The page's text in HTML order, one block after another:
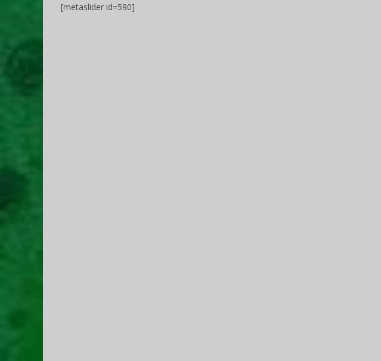
[metaslider id=590]